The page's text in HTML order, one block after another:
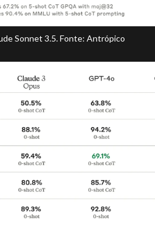
Sonnet 3.5. Fonte: Antrópico